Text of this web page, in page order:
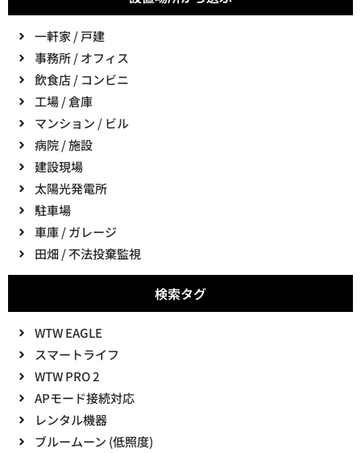
一軒家 / 戸建
事務所 / オフィス
飲食店 / コンビニ
工場 / 倉庫
マンション / ビル
病院 / 施設
建設現場
太陽光発電所
駐車場
車庫 / ガレージ
田畑 / 不法投棄監視
検索タグ
WTW EAGLE
スマートライフ
WTW PRO 2
APモード接続対応
レンタル機器
ブルームーン (低照度)